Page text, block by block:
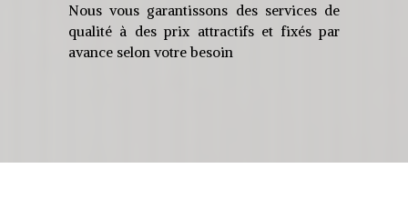
Nous vous garantissons des services de
qualité à des prix attractifs et fixés par
avance selon votre besoin